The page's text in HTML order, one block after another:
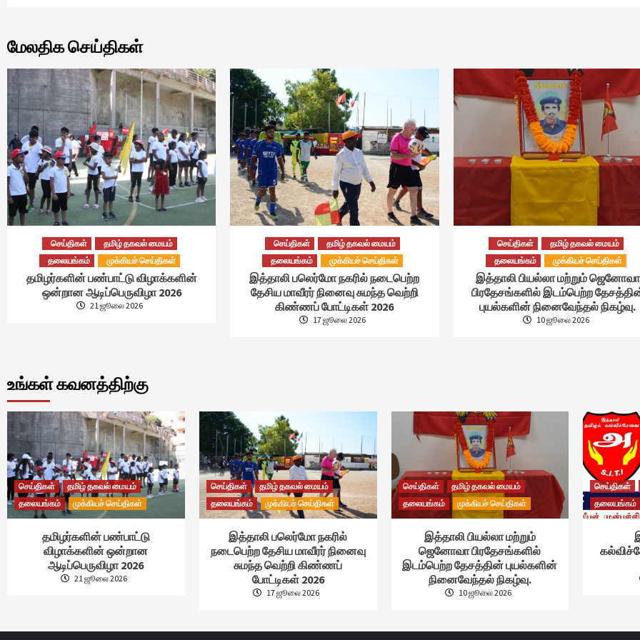
மேலதிக செய்திகள்
செய்திகள்
தமிழ் தகவல் மையம்
தலையங்கம்
முக்கியச் செய்திகள்
தமிழர்களின் பண்பாட்டு விழாக்களின்
ஒன்றான ஆடிப்பெருவிழா 2026
21 ஜூலை 2026
செய்திகள்
தமிழ் தகவல் மையம்
தலையங்கம்
முக்கியச் செய்திகள்
இத்தாலி பலெர்மோ நகரில் நடைபெற்ற
தேசிய மாவீரர் நினைவு சுமந்த வெற்றி
கிண்ணப் போட்டிகள் 2026
17 ஜூலை 2026
செய்திகள்
தமிழ் தகவல் மையம்
தலையங்கம்
முக்கியச் செய்திகள்
இத்தாலி பியல்லா மற்றும் ஜெனோவா
பிரதேசங்களில் இடம்பெற்ற
புயல்களின் நினைவேந்தல் நிகழ்வு.
10 ஜூலை 2026
உங்கள் கவனத்திற்கு
செய்திகள்
தமிழ் தகவல் மையம்
தலையங்கம்
முக்கியச் செய்திகள்
தமிழர்களின் பண்பாட்டு
விழாக்களின் ஒன்றான
ஆடிப்பெருவிழா 2026
21 ஜூலை 2026
செய்திகள்
தமிழ் தகவல் மையம்
தலையங்கம்
முக்கியச் செய்திகள்
இத்தாலி பலெர்மோ நகரில்
நடைபெற்ற தேசிய மாவீரர் நினைவு
சுமந்த வெற்றி கிண்ணப்
போட்டிகள் 2026
17 ஜூலை 2026
செய்திகள்
தமிழ் தகவல் மையம்
தலையங்கம்
முக்கியச் செய்திகள்
இத்தாலி பியல்லா மற்றும்
ஜெனோவா பிரதேசங்களில்
இடம்பெற்ற தேசத்தின் புயல்களின்
நினைவேந்தல் நிகழ்வு.
10 ஜூலை 2026
செய்திகள்
தலையங்கம்